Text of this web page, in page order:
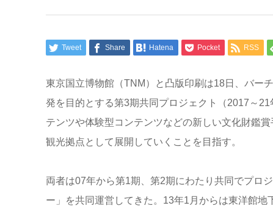
Tweet Share Hatena Pocket RSS
東京国立博物館（TNM）と凸版印刷は18日、バー
発を目的とする第3期共同プロジェクト（2017～
テンツや体験型コンテンツなどの新しい文化財鑑
観光拠点として展開していくことを目指す。
両者は07年から第1期、第2期にわたり共同でプロ
ー」を共同運営してきた。13年1月からは東洋館